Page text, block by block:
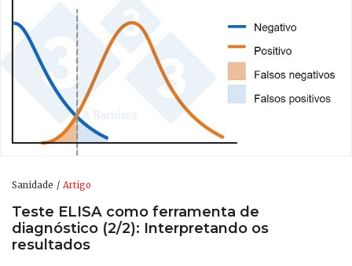
Sanidade Artigo
Teste ELISA como ferramenta de
diagnóstico (2/2): Interpretando os
resultados